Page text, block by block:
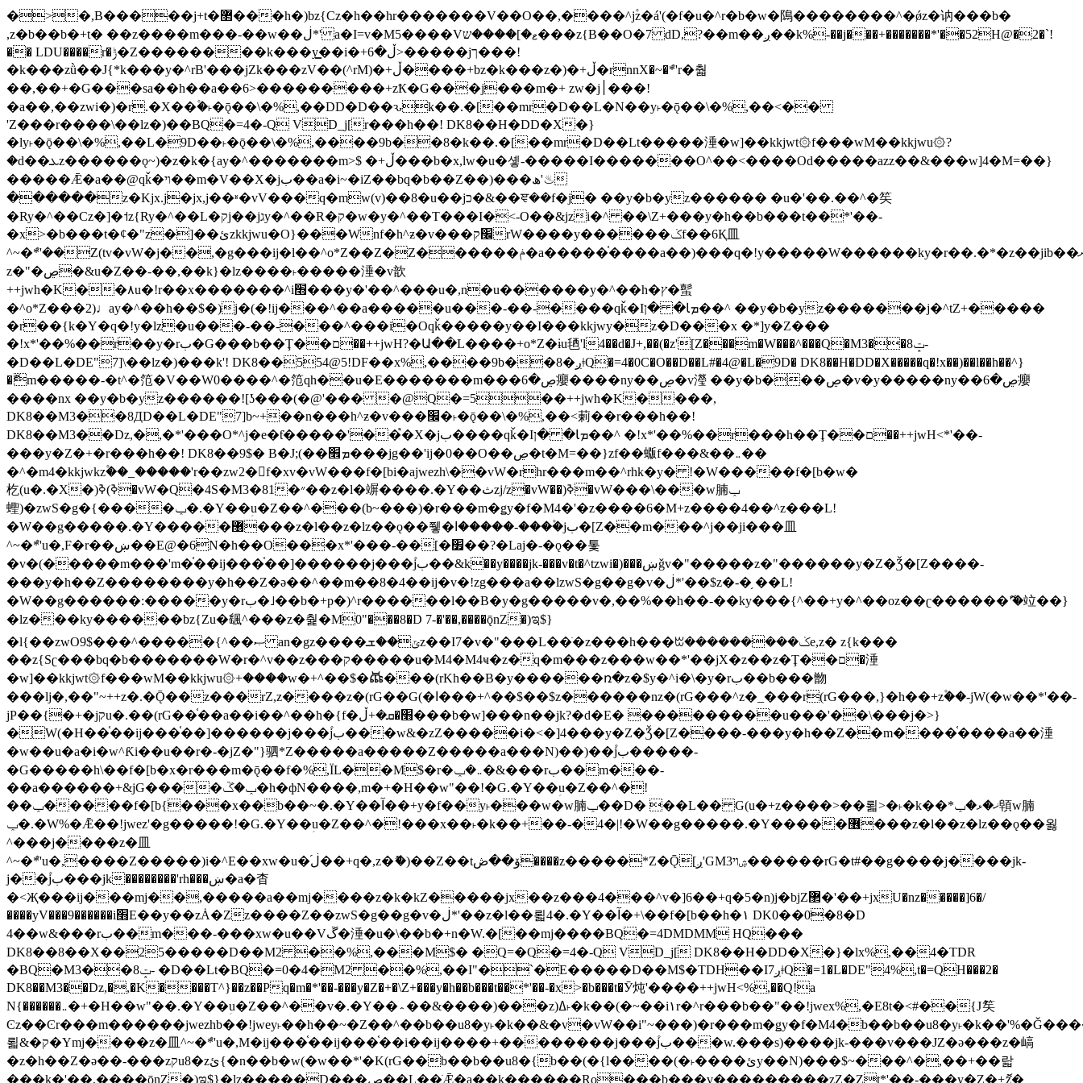
�>�,B�����j+t�޲���h�)bz{Cz�h��hr�������V��O��,����^j۫z�á'(�f�u�^r�b�w�隝��������^�ǿz�讷���b�
,z�b��b�+t� ��z����m���-��w��ڶ*' a�I=v�M5����Vޱ�]����ש���z{B��O�7 dD,?��m��ږ��k%-��j���+�������*'��52H@�2�`!
�� LDU����r�ݱ�Z��������k���y͇��i�+ڵ�6>�����jך���!
�k���zǜ��J{*k���y�^rB'���jZk���zV��(^rM)�+ڵ����+bz�k���z�)�+ڵ�rnnX�~�ܶ*'r�춻
��,��+�G���sa��h��a��6>���������+zҞ�G���j���m�+ zw�j׀���!
�a��,��zwi�)�r.�X��۫�˫�ǭ��\�%,��DD�D��ԅk��.�[��mr�D��L�N��y˫�ǭ��\�%,��<��
'Z���r����\��lz�)��BQ�=4�-Q VD_j[r���h��! DK8��H�DD�X�}
�ly˫�ǭ��\�%,��L�9D��˫�ǭ��\�%,����9b��8�k��.�[��mr�D��Lt�����涶�w]��kkjwt۞f���wM��kkjwu۞?
�d��ܥz������ǫ~)�z�k�{ay�^�������m>$ �+ڵ���b�x,lw�u�솋-�����I�������O^��<����Od�����azz��&���w]4�M=��}
�����Ǣ�a��@qǩ�ױ��m�V��X�jب��a�i~�iZ��bq�b��Z��)���ھ'♨
������z�Kjx.j�jx,j��ʶ�vV���q�mw(v)��8�u��jכ�&��ਞ��f�j� ��y�b�yz������ �u�'��.��^�笶
�Ry�^��Cz�]�˦z{Ry�^��L�קj��jגy�^��R�ק�w�y�^��T���I�<-O��&jzi�^ ��\Z+���y�h��b���t��*'��-
�x>�b���t�¢�"z�]��ئzkkjwu�O}���Wnf�h^ƶ�v���׬קrW����y������ݢf��6Қ⽫
^~�ܶ*'��Z(tv�vW�j��,�g���ij�l��^o*Z��Z�Z������ݥ�a�����֫����a��)���q�!y�����W������ky�r��.�*�z��jib��ނ+-
z�"�ڝ�&u�Z��-��,��k}�lz����˫�����涶�v歆
++jwh�K��٨u�!r��x�������^i׫���y�'��^���u�,n�u������y�^��h�ץ�蟚
�^o*Z���2)♩ay�^��h��$�)j�(�!ij���^��a�����u���-��-����qǩ�Iܡا� �ן��^ ��y�b�yz�������j�^tZ+�����
�r��{k�Y�q�!y�lz�u���-��-���^���i�Oqǩ�����y��I���kkjwy�z�D���x �*]y�Z���
�!x*'��%��r��y�rب�G���b��Ţ��ם��++jwH?�Ա��L����+o*Z�ɨu毢'l4��d�J+,��(�z'[Z���m�W���^���Q�M3��8ݓ-
�D��L�DE"7]\��lz�)���k'! DK8��554@5!DF��x%,����9b��8�ږǂQ�=4�0C�O��D��L#�4@�L�9D� DK8��H�DD�X�����q�!x��)��l��h��^}
�ޮm�����-�t^�笵�V��W0����^�笵qh��u�E�������m���ڝ�6癭����ny��ڝ�v瀅 ��y�b���ڝ�v�y�����ny��ڝ�6癭
����nx ��y�b�yz������![ʖ���(�@'��� �@Q�=5��++jwh�K����,
DK8��M3��8ДD��L�DE"7]b~+��n���h^ƶ�v���׬�˫�ǭ��\�%,��<䓶��r���h��!
DK8��M3��Dz,�,�*'���O*^j�e�ƭ�����'��֩�X�jب����qǩ�Iܡا� �ן��^ �!x*'��%��r���h��Ţ��ם��++jwH<*'��-
���y�Z�+�r���h��! DK8��9$� B�J;(��ܡ׮���jg��'ij�0��O��ڝ�t�M=��}zf��蝂f���&��܅��
�^�m4�kkjwkz۫��_�����'r��zw2�f�xv�vW���f�[bi�ajwezh\��vW�rhr���m��^rhk�y� !�W�����f�[b�w�
杚(u�.�X�)ߢ)ߢ�vW�Q�4S�M3�81�״��z�l�竮����.�Y��ثzj/z�vW��)ߢ�vW���\���w腩ݕ
蟶)�zwS�g�{����ݕ�.�Y��ؚu�Z��^���(b~���)�r���m�ǥy�f�M4�'�z����6�M+z����4��^z���L!
�W��g�����.�Y��؜���޶���z�l��z�lz��ǫ��쮛�ا�����-����۫jب�[Z��m���^j��ji���⽫
^~�ܶ*'u�,F�r��ښ��E@�6N�h��O���x*'���-��[�׿��?�Laj�-�ǫ��톷
�v�(�����m���'m�֫��ij���֫��]������j���۫jب��&k��y����jk-���v�t�^tzwi�)���ښǧv�"�����z�"������y�Z�Ǯ�[Z����-
���y�h��Z��������y�h��Z�ǝ��^��m��8�4��ij�v�!zg���a��lzwS�g��g�v�ڶ*'��$z�-�֥ ��L!
�W��g������:�����y�rب�˩��b�+p�)^r������l��B�y�g�����v�,��%��h��-��ky���{^��+y�^��oz��ʗ������ޮ'�竝��}
�lz���ky������bz{Zu�颻^���z�춽�M0"���8�D 7-�'��,����ǭnZ�)ಇ$}
�l{��zwO9$���^�����{^��ޞ an�gz����ݶ��ܫz��I7�v�"���L��ֹ�z���h���ꔱ���������ݢe,z� z{k���
��z{Sʗ���bq�b��� ����W�r�^v��z���ק�����u�M4�M4ҹ�z�q�m���z���w��*'��jX�z��z�Ţ��ם�涶
�w]��kkjwt۞f���wM��kkjwu۞+����w�+^��$�ꬡ���(rKh��B�y������ռ�z�$y�^i�\�y�rب��b���朆
���lj�,��"~++z�.�Ǭ��z���rZ,z����z�(rG��G(�ا���+^��$��$z������nz�(rG���^z�_���r(rG���,}�h��+z۫��-jW(�w��*'��-
jP��{�+�jקu�.��(rG��֫��a��i��^��h�{f�׫�ܩ�+ڵ���b�w]���n��jk?�d�E� ���������u���'��\���j�>}
�W(�H��֫��ij���֫��]������j���۫jب���w&�zZ�����i�<�]4���y�Z�Ǯ�[Z����-���y�h��Z��m����֫����a��涶
�w��u�a�i�w^Ƙi��u��r�-�jZ�"}驷*Z�����a�����Z�����a���N)��)��۫jب�����-
�G�����h\��f�[b�x�r���m�ǭ��f�%,ÏL��M$�r�܅�ݕ�&���rب��m���-
��a������+&jG����ݕ�ڱ�h�фN����,m�+�H��w"��!�G.�Y��ؚu�Z��^�!
��ݕ�����f�[b{���x��b��~�.�Y��آ��+y�f��y˫���w�w腩ݕ��D� ��L�� G(u�+z����>��뢻>�˫�k��*ޚ�ޅ�ݕ顊w腩
ݕ�.�W%�Ǣ��!jwez'�g�����!�G.�Y��ؚu�Z��^�!���x��˫�k��+��-�4�|!�W��g�����.�Y��؜���޶���z�l��z�lz��ǫ��욇
^���j����z�⽫
^~�ܶ*'u�,����Z�����)i�^E��xw�u�ڶ֜��+q�,z�ޮ�)��Z��tۆ��ڞ����z�����*Z�Ǭ[ږ'GM3ۺױ������rG�t#��g����j����jk-
j��۫jب���jk��������'rh���ښ�a�杳
�<Җ���ij���mj��,�����a��mj����z�k�kZ�����jx��z���4���^v�]6��+q�5�n)j�bjZ޲�'��+jxU�nz�����]6�/
����yV���9������i׫E��y��zȦ�Zz����Z��zwS�g��g�v�ڶ*'��z�l��뢻4�.�Y��آ�+\��f�[b��h�١ DK0��0�8�D
4��w&���rب��m���-���xw�u��Vڱ�涶�u�\��b�+n�W.�[��mj����BQ�=4DMDMM HQ���
DK8��8��X��25�����D��M2 ��%,���M$� �Q=�Q�=4�-Q VD_j[ DK8��H�DD�X�}�lx%,��4�TDR
�BQ�M3��8ݓ- �D��Lt�BQ�=0�4�M2 ��%,��I"�`�E�����D��M$�TDH��I7ږǂQ�=1�L�DE"4%,t�=QH���2�
DK8��M3��Dz,�,�K����T^}��z��Pq�m�*'��-���y�Z�+�\Z+���y�h��b���t��*'��-�x>�b���t�Ӯ炖'����++jwH<%,��Q!a
N{������܅�+�H��w"��.�Y��ؚu�Z��^��v�.�Y��؞��&����)���z)ߡ˫�k��(�~��i١r�^r���b��"��!jwex%,�E8t�<#��{Jު笶
뢻&�ק�Ymj����z�⽫^~�ܶ*'u�,M�ij���֫��ij���֫��i��ij����+��������j���۫jب���w.���s)����jk-���v���JZ�ǝ���z�嵪
�z�h��Z�ǝ��-���zקu8�zئ{�n��b�w(�w��*'�K(rG��b��b��u8�{b��(�{l����(�˫����ئy��N)���$~���^�,��+��랇
���k�'��,����ǭnZ�)ಇ$}�lz�����D���ڝ��L��ֹǢ�a��k������Rǫ���b���v���������zZ�Zt*'��-���y�Z�+ޮz�